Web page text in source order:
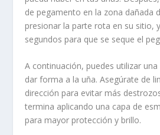
de pegamento en la zona dañada
presionar la parte rota en su sitio,
segundos para que se seque el
A continuación, puedes utilizar
dar forma a la uña. Asegúrate de
dirección para evitar más
termina aplicando una capa de
para mayor protección y brillo.